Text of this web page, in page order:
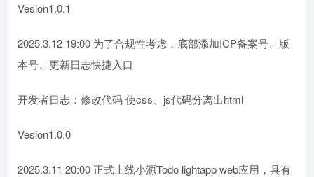
Vesion1.0.1
2025.3.12 19:00 为了合规性考虑，底部添加ICP备案号、版
本号、更新日志快捷入口
开发者日志：修改代码 使css、js代码分离出html
Vesion1.0.0
2025.3.11 20:00 正式上线小源Todo lightapp web应用，具有